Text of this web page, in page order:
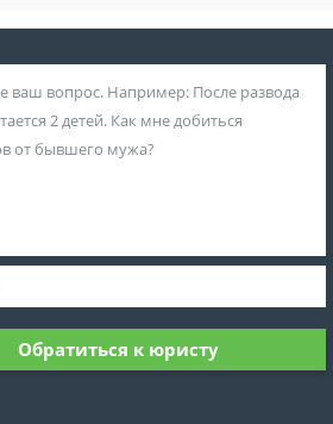
Обратиться к юристу